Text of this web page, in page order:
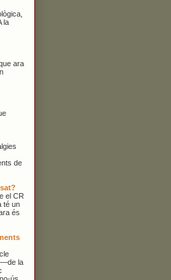
la
ara
de
el CR
té un
és
—de la